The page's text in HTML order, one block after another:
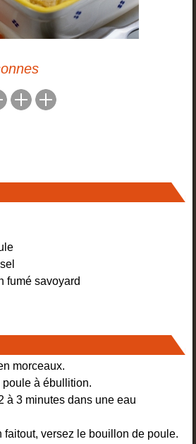
fumé savoyard
morceaux.
à ébullition.
à 3 minutes dans une eau
faitout, versez le bouillon de poule.